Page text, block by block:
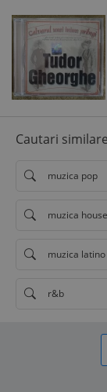
Cautari similare
muzica pop
muzica house
muzica latino
r&b